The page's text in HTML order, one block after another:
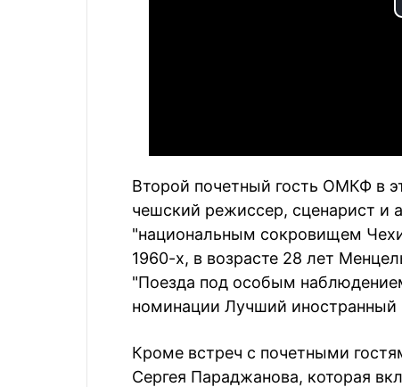
Второй почетный гость ОМКФ в
чешский режиссер, сценарист и
"национальным сокровищем
1960-х, в возрасте 28 лет
"Поезда под особым
номинации Лучший иностранный
Кроме встреч с почетными
Сергея Параджанова, которая